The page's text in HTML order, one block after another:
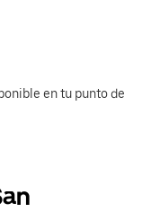
en tu punto de